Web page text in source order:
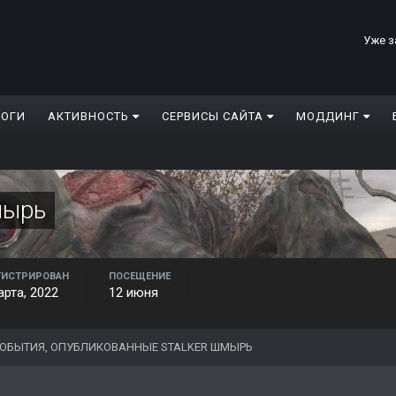
Уже
АКТИВНОСТЬ СЕРВИСЫ САЙТА МОДДИНГ
2022
ПОСЕЩЕНИЕ
12 июня
ОПУБЛИКОВАННЫЕ STALKER ШМЫРЬ